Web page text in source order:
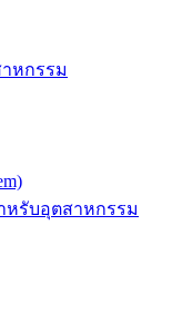
หกรรม
หรับอุตสาหกรรม